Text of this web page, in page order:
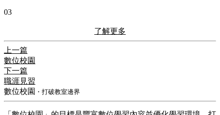
03
了解更多
上一篇
數位校園
下一篇
職涯見習
數位校園 ・打破教室邊界